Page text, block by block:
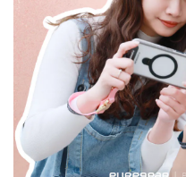
耐用度裂痕易延伸抑制裂痕擴
防窺、霧面、抗藍光國際認
擊玻璃貼，不只是行銷口號
方檢測報告： ✔ 德國 TUV
ISO14001 / ISO14000 環境
✔ Sedex、BSCI 社會責任驗證 ✔
證背書，證明 D3O 不只是概
誰需要 D3O 保護貼？✔️ 經常